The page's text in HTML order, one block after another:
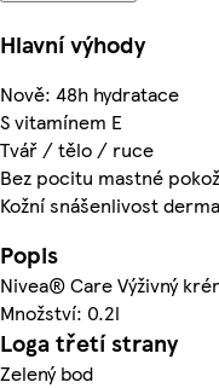
Hlavní výhody
Nově: 48h hydratace
S vitamínem E
Tvář / tělo / ruce
Bez pocitu mastné
Kožní snášenlivost
Popis
Nivea® Care Výživný
Množství: 0.2l
Loga třetí strany
Zelený bod